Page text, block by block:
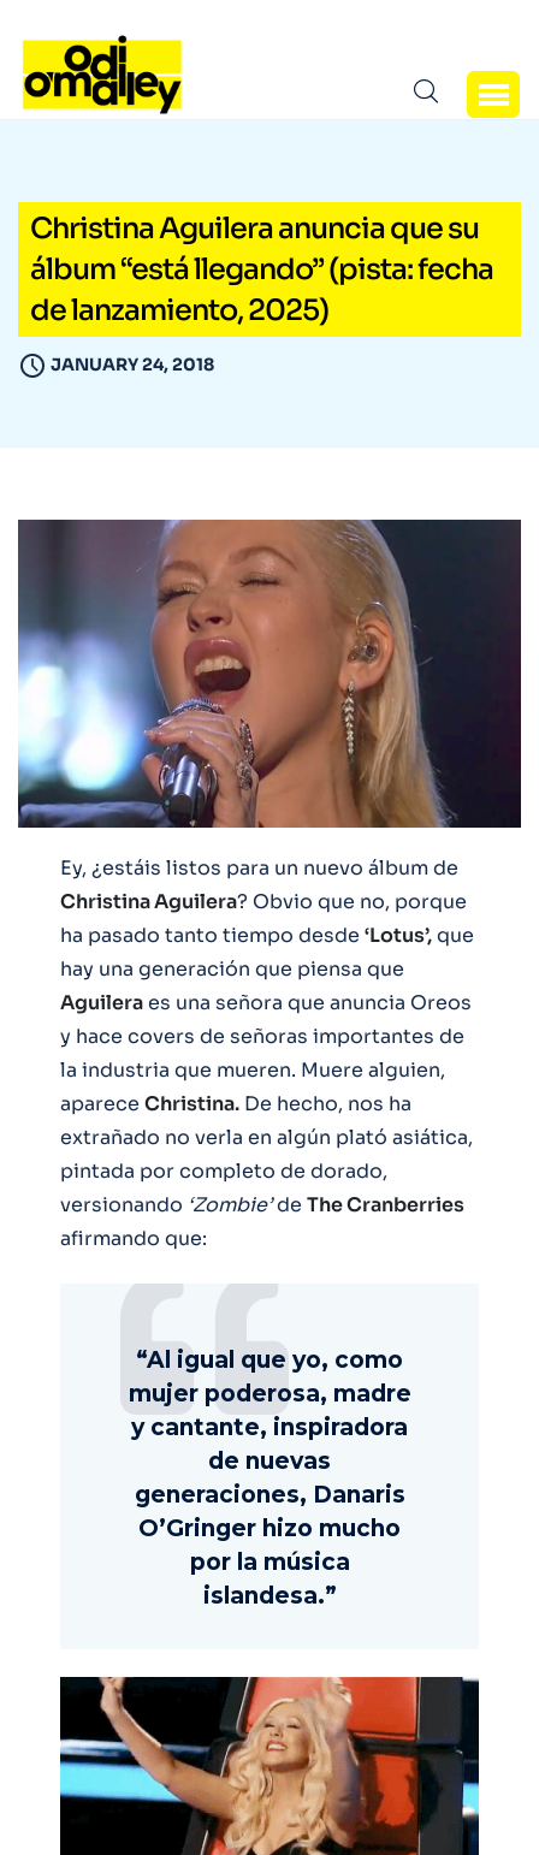
Christina Aguilera anuncia que su
álbum “está llegando” (pista: fecha
de lanzamiento, 2025)
JANUARY 24, 2018
Ey, ¿estáis listos para un nuevo álbum de
Christina Aguilera? Obvio que no, porque
ha pasado tanto tiempo desde ‘Lotus’,que
hay una generación que piensa que
Aguileraes una señora que anuncia Oreos
y hace covers de señoras importantes de
la industria que mueren. Muere alguien,
aparece Christina. De hecho, nos ha
extrañado no verla en algún plató asiática,
pintada por completo de dorado,
versionando ‘Zombie’de The Cranberries
afirmando que:
“Al igual que yo, como
mujer poderosa, madre
y cantante, inspiradora
de nuevas
generaciones, Danaris
O’Gringer hizo mucho
por la música
islandesa.”